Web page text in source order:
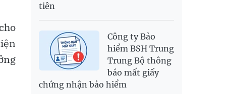
cho
tiên
Công ty Bảo
hiểm BSH Trung
Trung Bộ thông
báo mất giấy
chứng nhận bảo hiểm